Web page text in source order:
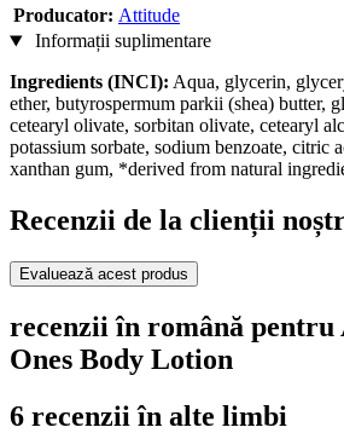
Producator: Attitude
Informații suplimentare
Ingredients (INCI): Aqua, glycerin,
ether, butyrospermum parkii (shea) butter,
cetearyl olivate, sorbitan olivate, cetearyl
potassium sorbate, sodium benzoate, citric
xanthan gum, *derived from natural
Recenzii de la clienții
Evaluează acest produs
recenzii în română
Ones Body Lotion
6 recenzii în alte limbi